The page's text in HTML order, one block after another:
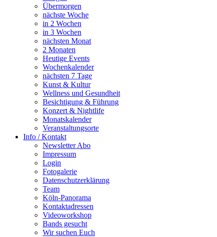
Übermorgen
nächste Woche
in 2 Wochen
in 3 Wochen
nächsten Monat
2 Monaten
Heutige Events
Wochenkalender
nächsten 7 Tage
Kunst & Kultur
Wellness und Gesundheit
Besichtigung & Führung
Konzert & Nightlife
Monatskalender
Veranstaltungsorte
Info / Kontakt
Newsletter Abo
Impressum
Login
Fotogalerie
Datenschutzerklärung
Team
Köln-Panorama
Kontaktadressen
Videoworkshop
Bands gesucht
Wir suchen Euch